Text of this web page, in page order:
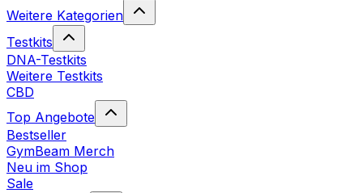
Weitere Kategorien
Testkits
DNA-Testkits
Weitere Testkits
CBD
Top Angebote
Bestseller
GymBeam Merch
Neu im Shop
Sale